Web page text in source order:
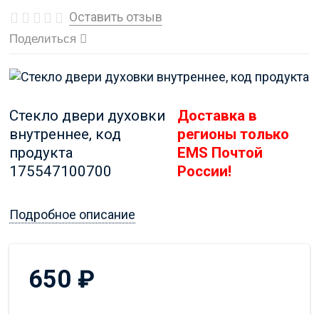
Оставить отзыв
Поделиться
Стекло двери духовки
внутреннее, код
продукта
175547100700
Доставка в
регионы только
EMS Почтой
России!
Подробное описание
650 ₽